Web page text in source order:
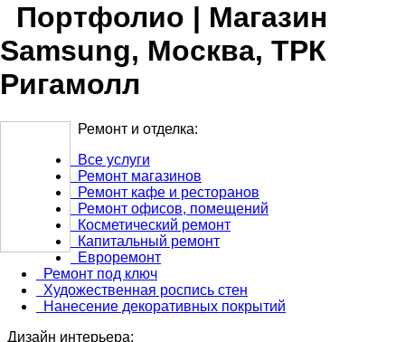
Портфолио | Магазин
Samsung, Москва, ТРК
Ригамолл
Ремонт и отделка:
Все услуги
Ремонт магазинов
Ремонт кафе и ресторанов
Ремонт офисов, помещений
Косметический ремонт
Капитальный ремонт
Евроремонт
Ремонт под ключ
Художественная роспись стен
Нанесение декоративных покрытий
Дизайн интерьера: